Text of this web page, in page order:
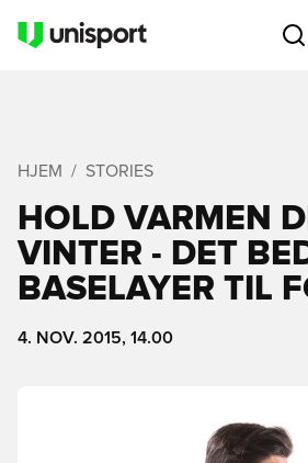
HJEM STORIES
HOLD VARMEN
VINTER - DET
BASELAYER TIL
4. NOV. 2015, 14.00